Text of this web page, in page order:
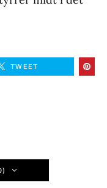
TWEET